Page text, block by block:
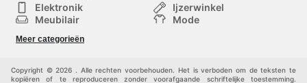
Elektronik
Ijzerwinkel
Meubilair
Mode
Schoonheid
Meer categorieën
Copyright © 2026 . Alle rechten voorbehouden. Het is verboden om de teksten te
kopiëren of te reproduceren zonder voorafgaande schriftelijke toestemming.